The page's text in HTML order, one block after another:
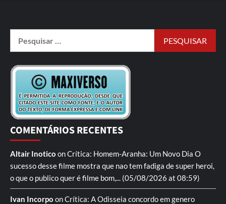
COMENTÁRIOS RECENTES
Altair Inotico onCrítica: Homem-Aranha: Um Novo Dia O
sucesso desse filme mostra que nao tem fadiga de super heroi,
o que o publico quer é filme bom,... (05/08/2026 at 08:59)
Ivan Incorpo onCrítica: A Odisseia concordo em genero